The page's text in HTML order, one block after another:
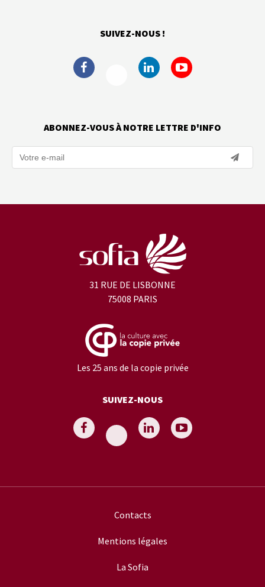
SUIVEZ-NOUS !
ABONNEZ-VOUS À NOTRE LETTRE D'INFO
31 RUE DE LISBONNE
75008 PARIS
Les 25 ans de la copie privée
SUIVEZ-NOUS
Contacts
Mentions légales
La Sofia